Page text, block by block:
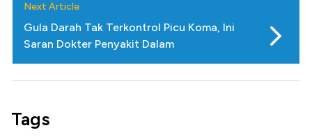
Next Article
Gula Darah Tak Terkontrol Picu Koma, Ini
Saran Dokter Penyakit Dalam
Tags